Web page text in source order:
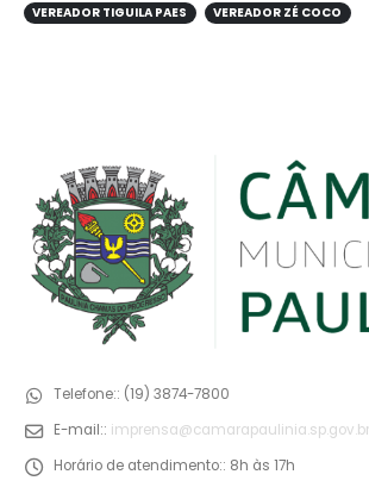
VEREADOR TIGUILA PAES
VEREADOR ZÉ COCO
Telefone:: (19) 3874-7800
E-mail:: imprensa@camarapaulinia.sp.gov.br
Horário de atendimento:: 8h às 17h